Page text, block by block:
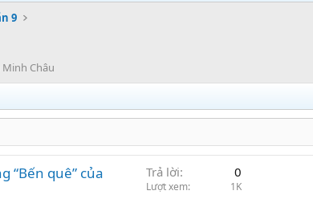
9
Châu
“Bến quê” của
Trả lời 0
Lượt xem 1K